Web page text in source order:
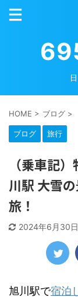
HOME > ブログ >
ブログ 旅行
（乗車記
川駅 大雪
旅！
2024年6月30日
旭川駅で宿泊